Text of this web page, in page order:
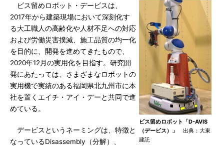
ビス留めロボット「D-AVIS
（デービス）」
出典：大東
建託
ビス留めロボット・デービスは、
2017年から建築現場において深刻化す
る大工職人の高齢化や人材不足への対応
および労働災害撲滅、施工品質の均一化
を目的に、開発を進めてきたもので、
2020年12月の実用化を目指す。研究開
発にあたっては、さまざまなロボットの
実用機で実績のある福岡県北九州市に本
社を置くエイチ・アイ・デーと共同で進
めている。
デービスというネーミングは、特徴と
なっているDisassembly（分解）、